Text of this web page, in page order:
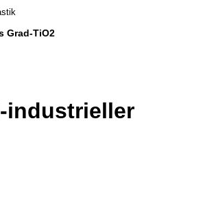
Grad-TiO2
industrieller